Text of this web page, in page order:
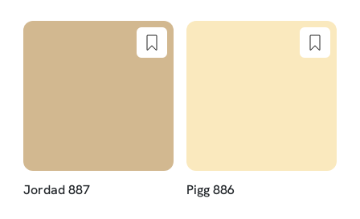
Jordad 887 Pigg 886